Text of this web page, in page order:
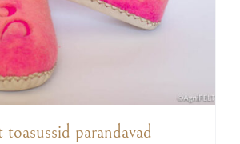
toasussid parandavad